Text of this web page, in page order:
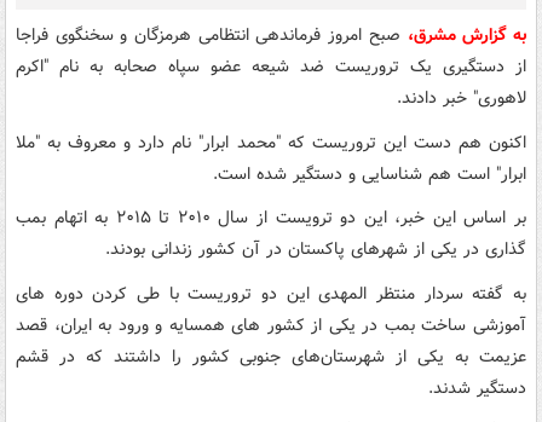
به گزارش مشرق، صبح امروز فرماندهی انتظامی هرمزگان و سخنگوی فراجا
از دستگیری یک تروریست ضد شیعه عضو سپاه صحابه به نام "اکرم
لاهوری" خبر دادند.
اکنون هم دست این تروریست که "محمد ابرار" نام دارد و معروف به "ملا
ابرار" است هم شناسایی و دستگیر شده است.
بر اساس این خبر، این دو ترویست از سال ۲۰۱۰ تا ۲۰۱۵ به اتهام بمب
گذاری در یکی از شهرهای پاکستان در آن کشور زندانی بودند.
به گفته سردار منتظر المهدی این دو تروریست با طی کردن دوره های
آموزشی ساخت بمب در یکی از کشور های همسایه و ورود به ایران، قصد
عزیمت به یکی از شهرستان‌های جنوبی کشور را داشتند که در قشم
دستگیر شدند.